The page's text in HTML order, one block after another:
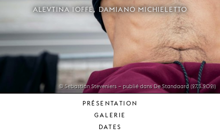
VOTRE
VISITE
JEUNE
PUBLIC
LA
MONNAIE
SOUTENIR
© Sebastian Steveniers – publié dans De Standaard (27.3.2021)
ALEVTINA IOFFE, DAMIANO MICHIELETTO
PRÉSENTATION
GALERIE
DATES